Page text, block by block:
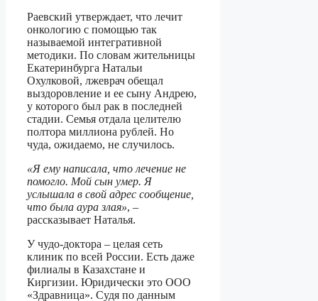
Раевский утверждает, что лечит
онкологию с помощью так
называемой интегративной
методики. По словам жительницы
Екатеринбурга Натальи
Охулковой, лжеврач обещал
выздоровление и ее сыну Андрею,
у которого был рак в последней
стадии. Семья отдала целителю
полтора миллиона рублей. Но
чуда, ожидаемо, не случилось.
«Я ему написала, что лечение не
помогло. Мой сын умер. Я
услышала в свой адрес сообщение,
что была аура злая», –
рассказывает Наталья.
У чудо-доктора – целая сеть
клиник по всей России. Есть даже
филиалы в Казахстане и
Киргизии. Юридически это ООО
«Здравница». Судя по данным